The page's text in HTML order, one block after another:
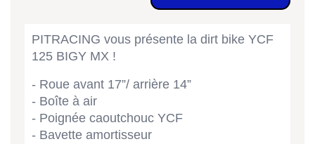
PITRACING vous présente la dirt bike YCF
125 BIGY MX !
- Roue avant 17”/ arrière 14”
- Boîte à air
- Poignée caoutchouc YCF
- Bavette amortisseur